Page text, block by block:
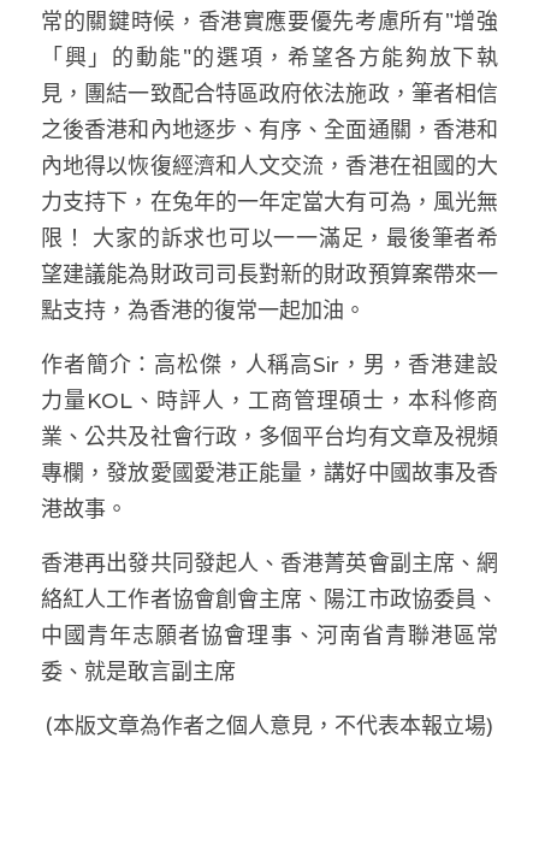
常的關鍵時候，香港實應要優先考慮所有"增強
「興」的動能"的選項，希望各方能夠放下執
見，團結一致配合特區政府依法施政，筆者相信
之後香港和內地逐步、有序、全面通關，香港和
內地得以恢復經濟和人文交流，香港在祖國的大
力支持下，在兔年的一年定當大有可為，風光無
限！ 大家的訴求也可以一一滿足，最後筆者希
望建議能為財政司司長對新的財政預算案帶來一
點支持，為香港的復常一起加油。
作者簡介：高松傑，人稱高Sir，男，香港建設
力量KOL、時評人，工商管理碩士，本科修商
業、公共及社會行政，多個平台均有文章及視頻
專欄，發放愛國愛港正能量，講好中國故事及香
港故事。
香港再出發共同發起人、香港菁英會副主席、網
絡紅人工作者協會創會主席、陽江市政協委員、
中國青年志願者協會理事、河南省青聯港區常
委、就是敢言副主席
(本版文章為作者之個人意見，不代表本報立場)